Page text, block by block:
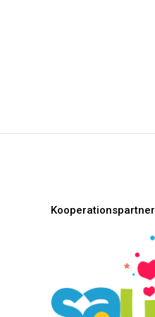
Kooperationspartner